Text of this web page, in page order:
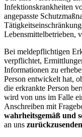
Infektionskrankheiten
angepasste
Lebensmittelbetrieben,
Bei meldepflichtigen
verpflichtet,
Informationen zu
Person entwickelt hat,
die erkrankte Person
wird von uns im Falle
Anschreiben mit
wahrheitsgemäß und
an uns zurückzusenden